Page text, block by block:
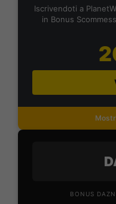
Iscrivendoti a
in Bonus
BONUS